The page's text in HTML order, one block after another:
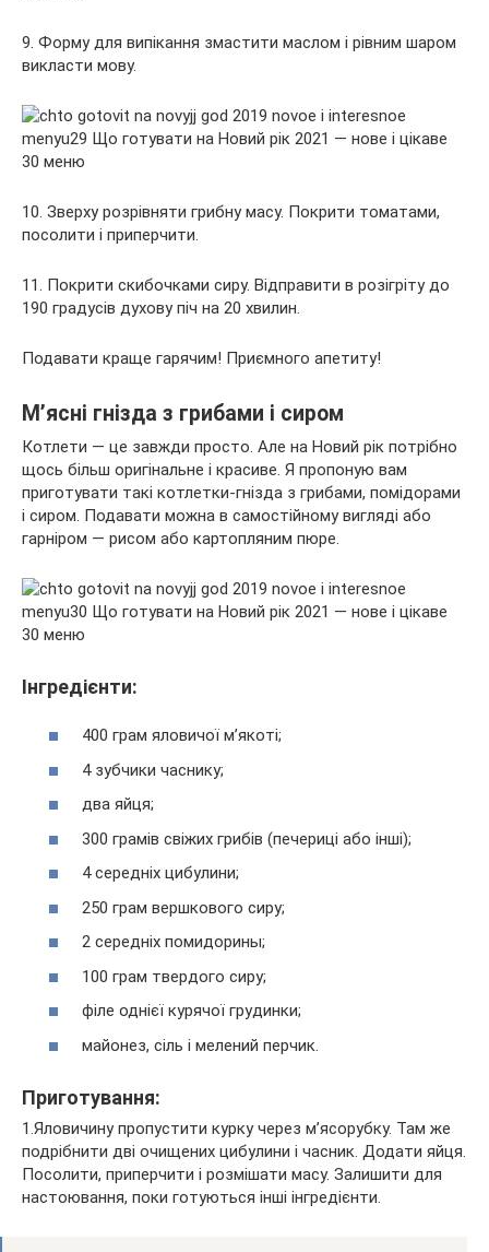
9. Форму для випікання змастити маслом і рівним шаром
викласти мову.
10. Зверху розрівняти грибну масу. Покрити томатами,
посолити і приперчити.
11. Покрити скибочками сиру. Відправити в розігріту до
190 градусів духову піч на 20 хвилин.
Подавати краще гарячим! Приємного апетиту!
М’ясні гнізда з грибами і сиром
Котлети — це завжди просто. Але на Новий рік потрібно
щось більш оригінальне і красиве. Я пропоную вам
приготувати такі котлетки-гнізда з грибами, помідорами
і сиром. Подавати можна в самостійному вигляді або
гарніром — рисом або картопляним пюре.
Інгредієнти:
400 грам яловичої м’якоті;
4 зубчики часнику;
два яйця;
300 грамів свіжих грибів (печериці або інші);
4 середніх цибулини;
250 грам вершкового сиру;
2 середніх помидорины;
100 грам твердого сиру;
філе однієї курячої грудинки;
майонез, сіль і мелений перчик.
Приготування:
1.Яловичину пропустити курку через м’ясорубку. Там же
подрібнити дві очищених цибулини і часник. Додати яйця.
Посолити, приперчити і розмішати масу. Залишити для
настоювання, поки готуються інші інгредієнти.